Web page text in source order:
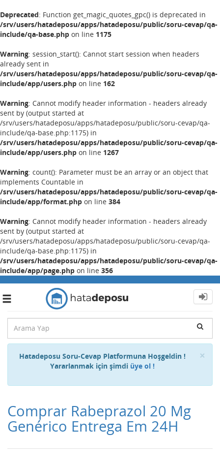
Deprecated: Function get_magic_quotes_gpc() is deprecated in
/srv/users/hatadeposu/apps/hatadeposu/public/soru-cevap/qa-
include/qa-base.php on line 1175
Warning: session_start(): Cannot start session when headers
already sent in
/srv/users/hatadeposu/apps/hatadeposu/public/soru-cevap/qa-
include/app/users.php on line 162
Warning: Cannot modify header information - headers already
sent by (output started at
/srv/users/hatadeposu/apps/hatadeposu/public/soru-cevap/qa-
include/qa-base.php:1175) in
/srv/users/hatadeposu/apps/hatadeposu/public/soru-cevap/qa-
include/app/users.php on line 1267
Warning: count(): Parameter must be an array or an object that
implements Countable in
/srv/users/hatadeposu/apps/hatadeposu/public/soru-cevap/qa-
include/app/format.php on line 384
Warning: Cannot modify header information - headers already
sent by (output started at
/srv/users/hatadeposu/apps/hatadeposu/public/soru-cevap/qa-
include/qa-base.php:1175) in
/srv/users/hatadeposu/apps/hatadeposu/public/soru-cevap/qa-
include/app/page.php on line 356
Toggle
×
Hatadeposu Soru-Cevap Platformuna Hoşgeldin !
Yararlanmak için şimdi üye ol !
Comprar Rabeprazol 20 Mg
Genérico Entrega Em 24H